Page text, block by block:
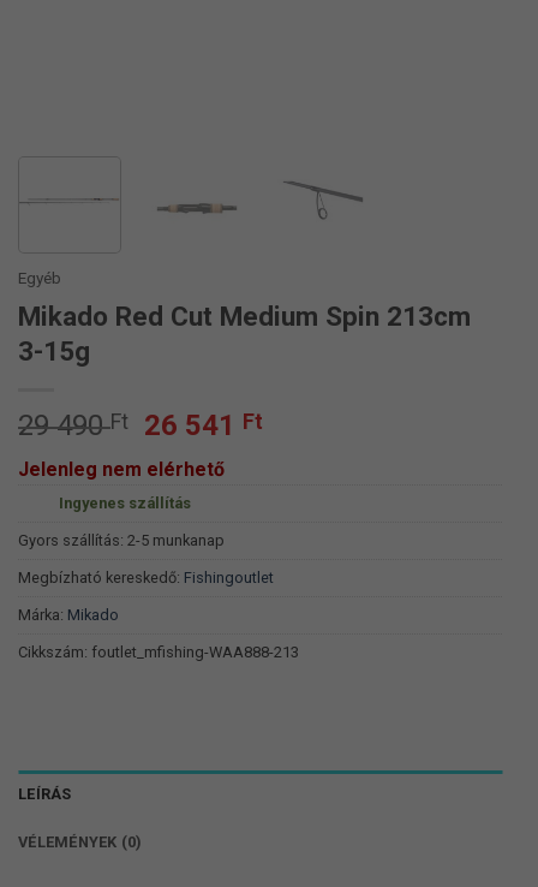
Egyéb
Mikado Red Cut Medium Spin 213cm
3-15g
29 490Ft
Original
price
was:
29
490 Ft.
26 541 Ft
Jelenleg nem elérhető
Ingyenes szállítás
Gyors szállítás: 2-5 munkanap
Megbízható kereskedő: Fishingoutlet
Márka: Mikado
Cikkszám: foutlet_mfishing-WAA888-213
LEÍRÁS
VÉLEMÉNYEK (0)